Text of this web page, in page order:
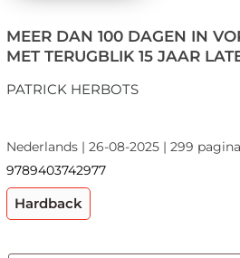
MEER DAN 100 DAGEN IN
MET TERUGBLIK 15 JAAR
PATRICK HERBOTS
Nederlands | 26-08-2025 | 299
9789403742977
Hardback